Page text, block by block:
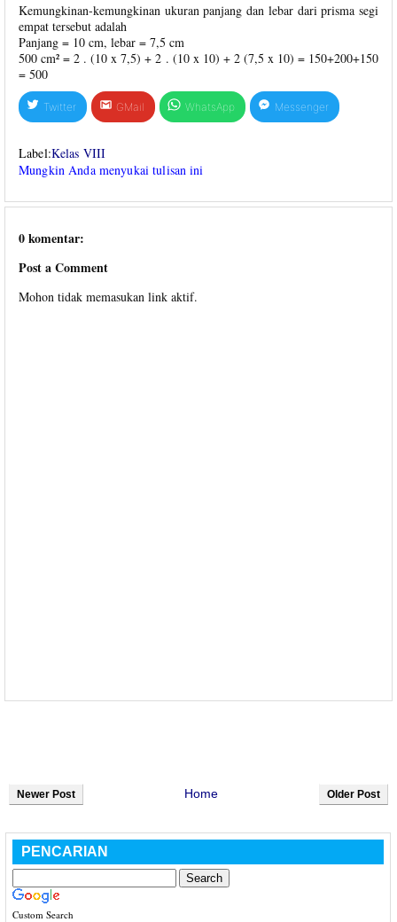
Kemungkinan-kemungkinan ukuran panjang dan lebar dari prisma segi
empat tersebut adalah
Panjang = 10 cm, lebar = 7,5 cm
500 cm² = 2 . (10 x 7,5) + 2 . (10 x 10) + 2 (7,5 x 10) = 150+200+150
= 500
Twitter GMail WhatsApp Messenger
Label:Kelas VIII
Mungkin Anda menyukai tulisan ini
0 komentar:
Post a Comment
Mohon tidak memasukan link aktif.
Newer Post Older Post
Home
PENCARIAN
Custom Search